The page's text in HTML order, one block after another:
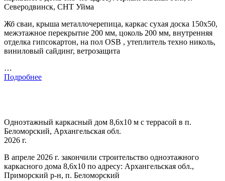
Северодвинск, СНТ Уйма
Жб сваи, крыша металлочерепица, каркас сухая доска 150х50,
межэтажное перекрытие 200 мм, цоколь 200 мм, внутренняя
отделка гипсокартон, на пол OSB , утеплитель техно николь,
виниловый сайдинг, ветрозащита
…
Подробнее
Одноэтажный каркасный дом 8,6х10 м с террасой в п.
Беломорский, Архангельская обл.
2026 г.
В апреле 2026 г. закончили строительство одноэтажного
каркасного дома 8,6х10 по адресу: Архангельская обл.,
Приморский р-н, п. Беломорский